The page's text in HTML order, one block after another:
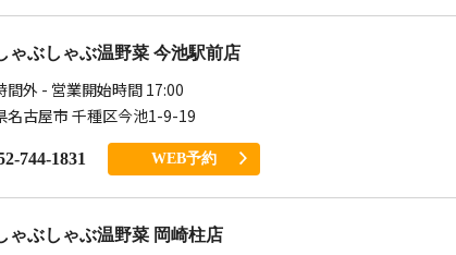
ゃぶしゃぶ温野菜 今池駅前店
間外 - 営業開始時間 17:00
名古屋市 千種区今池1-9-19
744-1831 WEB予約
ゃぶしゃぶ温野菜 岡崎柱店